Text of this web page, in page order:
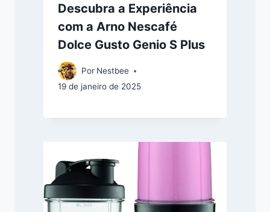
Descubra a Experiência
com a Arno Nescafé
Dolce Gusto Genio S Plus
Por Nestbee
19 de janeiro de 2025